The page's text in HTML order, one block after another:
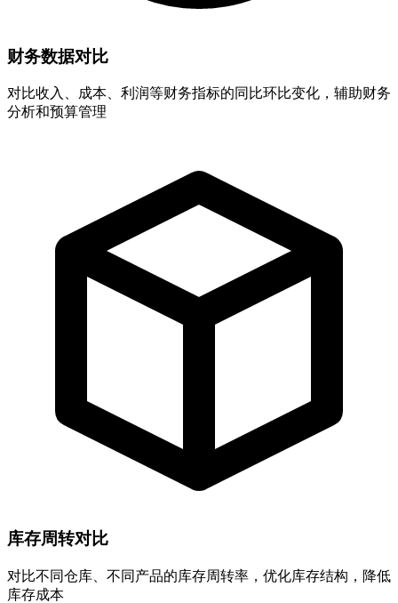
财务数据对比
对比收入、成本、利润等财务指标的同比环比变化，辅助财务
分析和预算管理
库存周转对比
对比不同仓库、不同产品的库存周转率，优化库存结构，降低
库存成本